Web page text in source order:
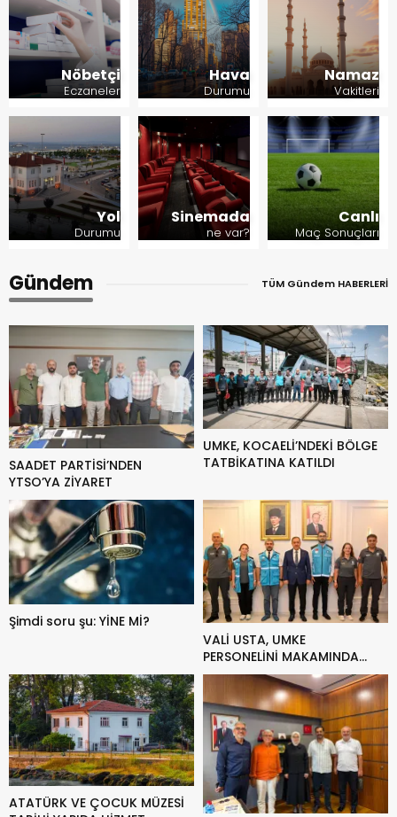
Nöbetçi
Eczaneler
Hava
Durumu
Namaz
Vakitleri
Yol
Durumu
Sinemada
ne var?
Canlı
Maç Sonuçları
Gündem TÜM Gündem HABERLERİ
SAADET PARTİSİ’NDEN
YTSO’YA ZİYARET
UMKE, KOCAELİ’NDEKİ BÖLGE
TATBİKATINA KATILDI
Şimdi soru şu: YİNE Mİ?
VALİ USTA, UMKE
PERSONELİNİ MAKAMINDA
AĞIRLADI
ATATÜRK VE ÇOCUK MÜZESİ